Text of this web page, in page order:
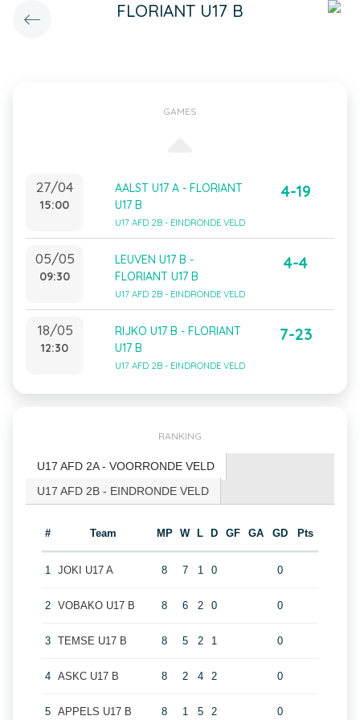
FLORIANT U17 B
GAMES
27/04
15:00
AALST U17 A - FLORIANT
U17 B
U17 AFD 2B - EINDRONDE VELD
4-19
05/05
09:30
LEUVEN U17 B -
FLORIANT U17 B
U17 AFD 2B - EINDRONDE VELD
4-4
18/05
12:30
RIJKO U17 B - FLORIANT
U17 B
U17 AFD 2B - EINDRONDE VELD
7-23
RANKING
U17 AFD 2A - VOORRONDE VELD
U17 AFD 2B - EINDRONDE VELD
# Team MP W L D GF GA GD Pts
1 JOKI U17 A 8 7 1 0 0
2 VOBAKO U17 B 8 6 2 0 0
3 TEMSE U17 B 8 5 2 1 0
4 ASKC U17 B 8 2 4 2 0
5 APPELS U17 B 8 1 5 2 0